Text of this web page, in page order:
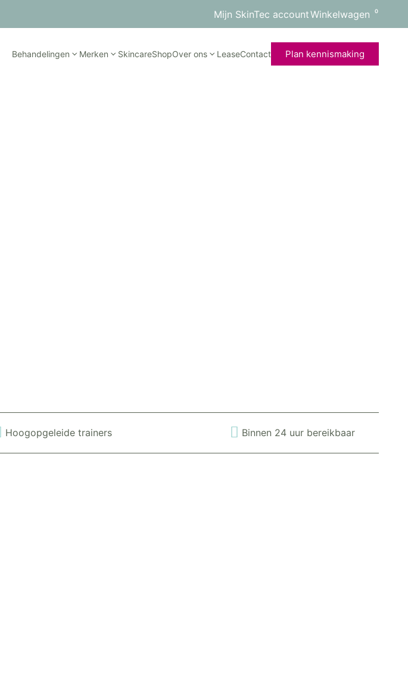
Mijn SkinTec accountWinkelwagen 0
Behandelingen Merken SkincareShopOver ons LeaseContact Plan kennismaking
Hoogopgeleide trainers Binnen 24 uur bereikbaar